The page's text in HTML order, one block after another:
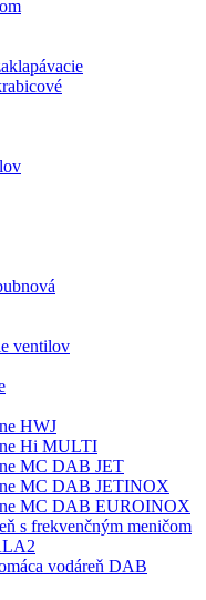
ventilov
HWJ
Hi MULTI
MC DAB JET
MC DAB JETINOX
MC DAB EUROINOX
s frekvenčným meničom
vodáreň DAB